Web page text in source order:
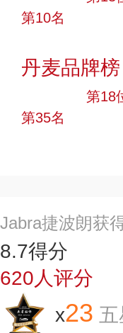
第10名
丹麦品牌榜
第18
第35名
Jabra捷波朗获
8.7得分
620人评分
x23